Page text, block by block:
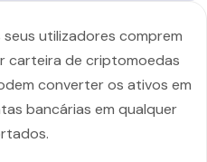
seus utilizadores comprem
carteira de criptomoedas
converter os ativos em
bancárias em qualquer